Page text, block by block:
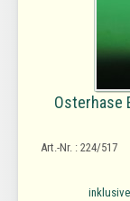
Osterhase
Art.-Nr. : 224/517